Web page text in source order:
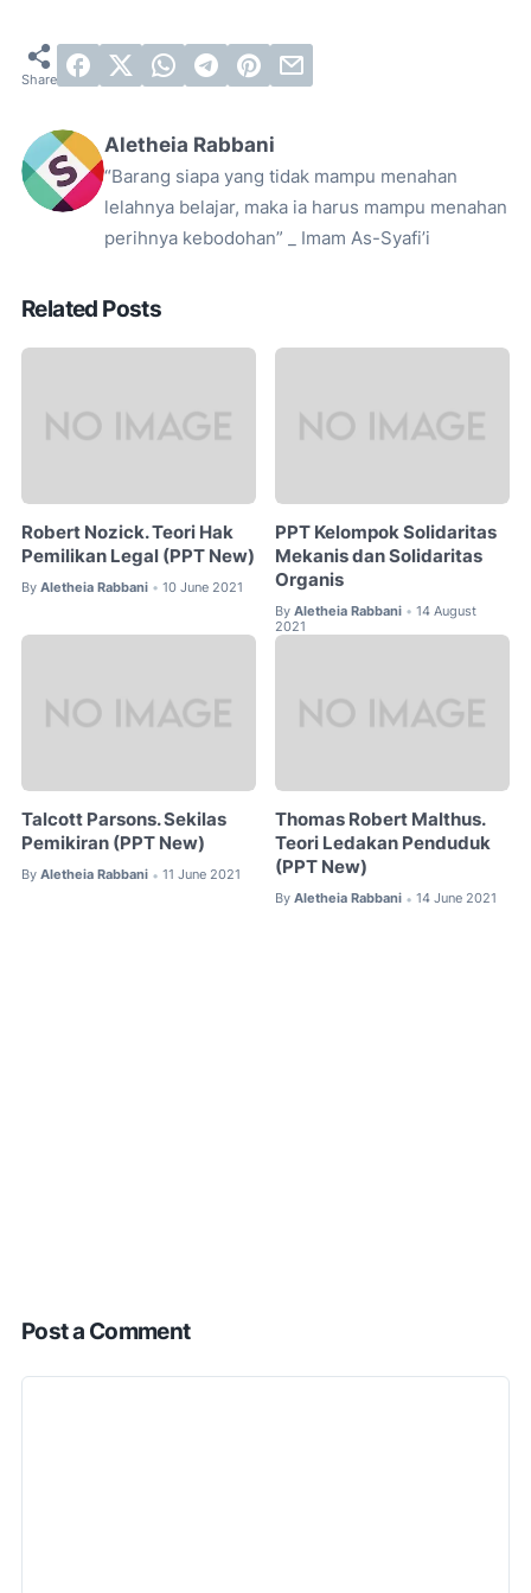
Aletheia Rabbani
“Barang siapa yang tidak mampu menahan
lelahnya belajar, maka ia harus mampu menahan
perihnya kebodohan” _ Imam As-Syafi’i
Related Posts
Robert Nozick. Teori Hak
Pemilikan Legal (PPT New)
By Aletheia Rabbani • 10 June 2021
PPT Kelompok Solidaritas
Mekanis dan Solidaritas
Organis
By Aletheia Rabbani • 14 August
2021
Talcott Parsons. Sekilas
Pemikiran (PPT New)
By Aletheia Rabbani • 11 June 2021
Thomas Robert Malthus.
Teori Ledakan Penduduk
(PPT New)
By Aletheia Rabbani • 14 June 2021
Post a Comment